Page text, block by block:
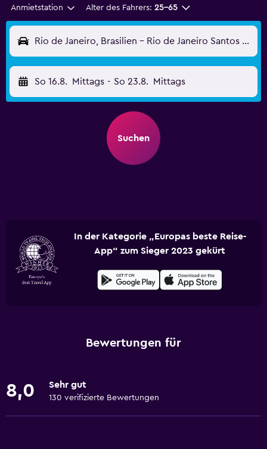
Anmietstation Alter des Fahrers: 25-65
Rio de Janeiro, Brasilien - Rio de Janeiro Santos Dumont (SDU)
So 16.8. Mittags - So 23.8. Mittags
Suchen
In der Kategorie „Europas beste Reise-
App“ zum Sieger 2023 gekürt
Bewertungen für
8,0 Sehr gut
130 verifizierte Bewertungen